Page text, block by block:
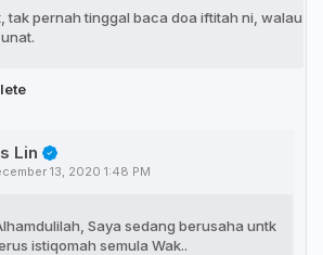
tak pernah tinggal baca doa iftitah ni, walau
Lin
13, 2020 1:48 PM
Saya sedang berusaha untk
istiqomah semula Wak..